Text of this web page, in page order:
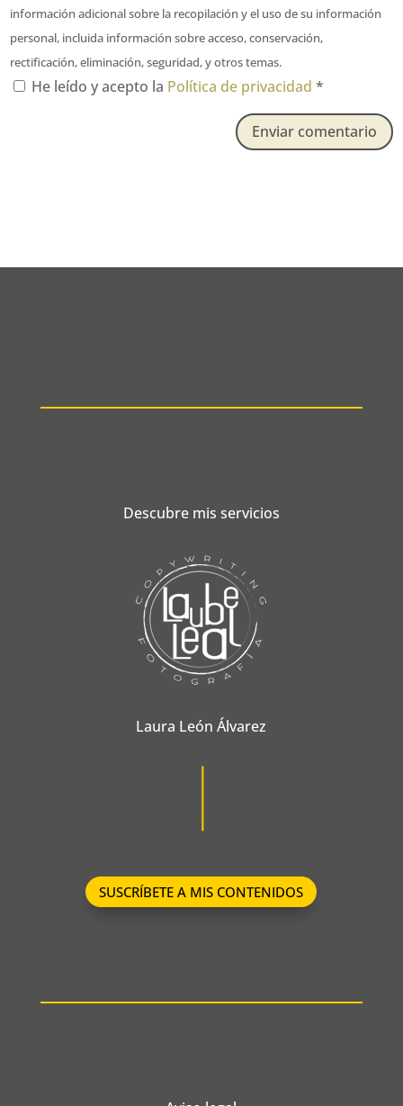
información adicional sobre la recopilación y el uso de su información
personal, incluida información sobre acceso, conservación,
rectificación, eliminación, seguridad, y otros temas.
He leído y acepto la Política de privacidad*
Enviar comentario
Descubre mis servicios
Laura León Álvarez
SUSCRÍBETE A MIS CONTENIDOS